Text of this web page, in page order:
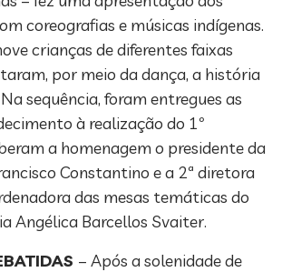
coreografias e músicas indígenas.
crianças de diferentes faixas
por meio da dança, a história
sequência, foram entregues as
à realização do 1º
a homenagem o presidente da
Constantino e a 2ª diretora
das mesas temáticas do
Angélica Barcellos Svaiter.
– Após a solenidade de